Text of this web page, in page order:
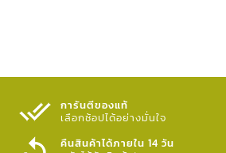
การันตีของแท้
เลือกช้อปได้อย่างมั่นใจ​
คืนสินค้าได้ภายใน 14 วัน